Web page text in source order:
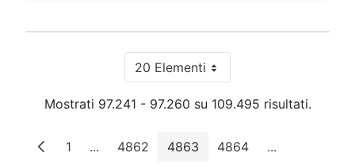
20 ElementiPer pagina
Mostrati 97.241 - 97.260 su 109.495 risultati.
Pagina
1 ...Pagine intermedie
Pagina
4862 Pagina
4863 Pagina
4864 ...Pagine